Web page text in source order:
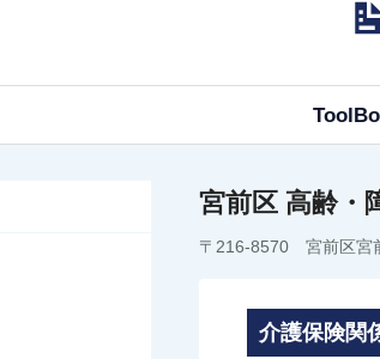
宮前区 高齢
〒216-8570 宮前区宮
介護保険関